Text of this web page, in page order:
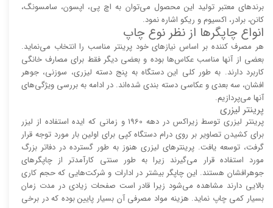
برند‌های معتبر تولید این محصول می‌توان به اچ پی، اپسون، سامسونگ،
کانن، برادر، اکسیوم و ریکو اشاره نمود.
انواع چاپگر‌ها از نظر نوع چاپ
هر مصرف کننده بر اساس نیاز‌های خود پرینتر مناسب را انتخاب می‌نماید.
بعضی از آنها مناسب عکاس‌ها بوده و بعضی دیگر فقط برای مصارف خانگی
کاربرد دارند. به طور کلی این دستگاه به پنج دسته لیزری، سوزنی، جوهر
افشان، سه بعدی و عکاسی دسته بندی شده‌اند. در ادامه به بررسی ویژگی‌های
آنها می‌پردازیم.
پرینتر لیزری
پرینتر لیزری توسط زیراکس در دهه 1960 و زمانی که ایده استفاده از لیزر
برای کشیدن تصاویر بر روی درام دستگاه کپی برای اولین بار مورد توجه قرار
گرفت، توسعه یافت. پرینتر‌های لیزری هنوز به طور گسترده در دفاتر بزرگ
مورد استفاده قرار می‌گیرند زیرا به طور سنتی کارآمد‌‌تر از چاپگر‌های
جوهرافشان هستند. این چاپگر بیشتر در ادارات و شرکت‌هایی که حجم کاری
بالایی دارند مشاهده می‌شود زیرا قادر است صفحات زیادی در مدت زمان
بسیار کمی چاپ نماید. هزینه مواد مصرفی آن بسیار پایین بوده که در برخی